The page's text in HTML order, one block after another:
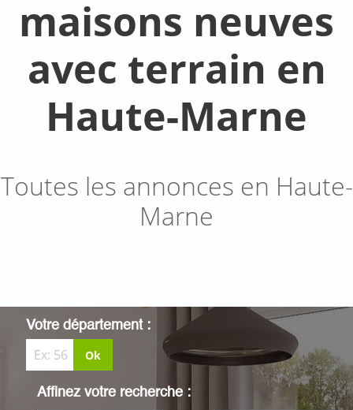
maisons neuves
avec terrain en
Haute-Marne
Toutes les annonces en Haute-
Marne
Votre département :
Ok
Affinez votre recherche :